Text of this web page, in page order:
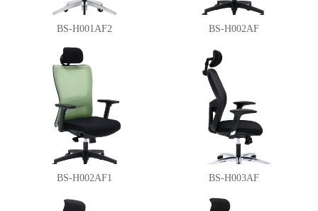
BS-H001AF2 BS-H002AF
BS-H002AF1 BS-H003AF